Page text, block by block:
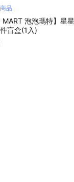
品
MART 泡泡瑪特】星
盲盒(1入)